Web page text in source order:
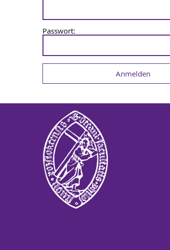
Passwort: